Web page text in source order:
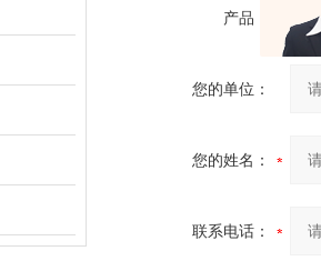
产品：
您的单位：
您的姓名：
联系电话：